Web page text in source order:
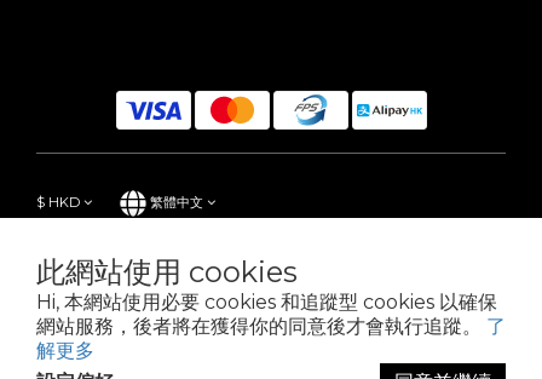
此網站使用 cookies
Hi, 本網站使用必要 cookies 和追蹤型 cookies 以確保
網站服務，後者將在獲得你的同意後才會執行追蹤。 了
解更多
$ HKD 繁體中文
Powered by SHOPLINE